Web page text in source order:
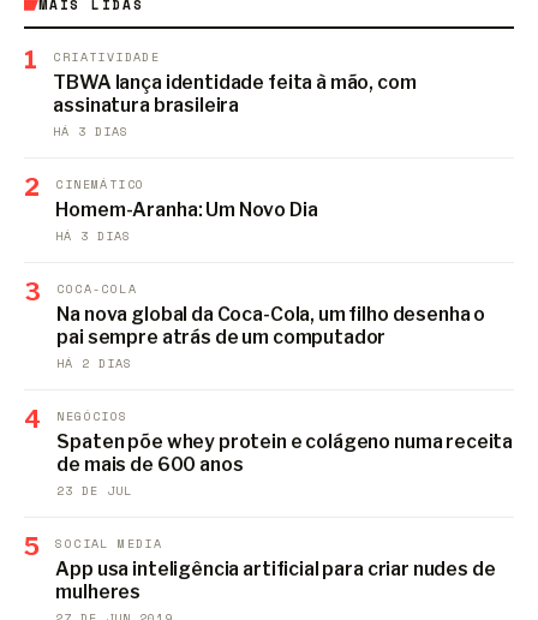
MAIS LIDAS
1 CRIATIVIDADE
TBWA lança identidade feita à mão, com
assinatura brasileira
HÁ 3 DIAS
2 CINEMÁTICO
Homem-Aranha: Um Novo Dia
HÁ 3 DIAS
3 COCA-COLA
Na nova global da Coca-Cola, um filho desenha o
pai sempre atrás de um computador
HÁ 2 DIAS
4 NEGÓCIOS
Spaten põe whey protein e colágeno numa receita
de mais de 600 anos
23 DE JUL
5 SOCIAL MEDIA
App usa inteligência artificial para criar nudes de
mulheres